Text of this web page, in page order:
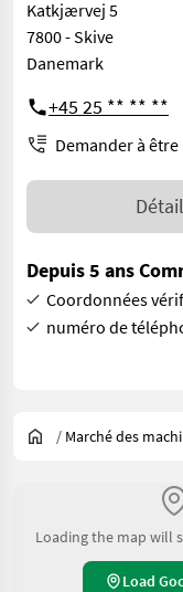
Katkjærvej 5
7800 - Skive
Danemark
+45 25 ** ** **
Demander à
Depuis 5 ans
Coordonnées
numéro de
/ Marché des
Loading the map will
Load